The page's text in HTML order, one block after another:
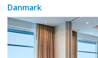
Danmark